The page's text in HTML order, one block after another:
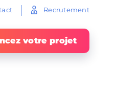
Recrutement
votre projet